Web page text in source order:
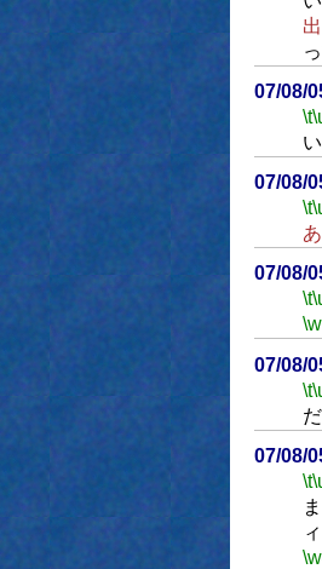
07/08/
\t
07/08/
\t
あ
07/08/
\t
07/08/
\t
07/08/
\t